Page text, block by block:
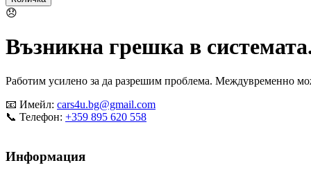
😞
Възникна грешка в
Работим усилено за да разрешим проблема. Междувременно
📧 Имейл: cars4u.bg@gmail.com
📞 Телефон: +359 895 620 558
Информация